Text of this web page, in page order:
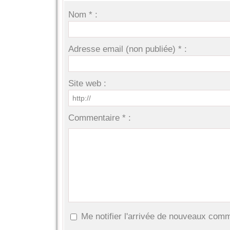
Nom * :
Adresse email (non publiée) * :
Site web :
Commentaire * :
Me notifier l'arrivée de nouveaux